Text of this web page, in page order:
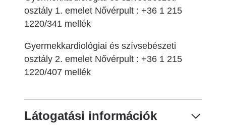
osztály 1. emelet Nővérpult : +36 1 215
1220/341 mellék
Gyermekkardiológiai és szívsebészeti
osztály 2. emelet Nővérpult : +36 1 215
1220/407 mellék
Látogatási információk